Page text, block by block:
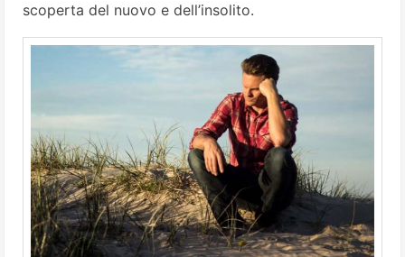
scoperta del nuovo e dell’insolito.